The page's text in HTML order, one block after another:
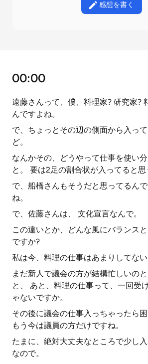
感想を書く
00:00
遠藤さんって、僕、料理家? 研究家?
んですよね。
で、ちょっとその辺の側面から入っ
ど。
なんかその、どうやって仕事を使い分
と。 要は2足の割合状が入ってると思
で、船橋さんもそうだと思ってるん
ね。
で、佐藤さんは、 文化宣言なんで。
この違いとか、どんな風にバランス
ですか?
私は今、料理の仕事はあまりしてない
まだ新人で議会の方が結構忙しいの
と、 あと、料理の仕事って、一回受
ゃないですか。
その後に議会の仕事入っちゃったら困
もう今は議員の方だけですね。
たまに、絶対大丈夫なところで少し
なので。